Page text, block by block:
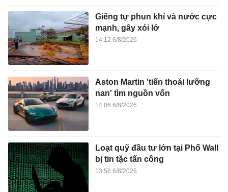
Giếng tự phun khí và nước cực
mạnh, gây xói lở
14:12 6/8/2026
Aston Martin 'tiến thoái lưỡng
nan' tìm nguồn vốn
14:06 6/8/2026
Loạt quỹ đầu tư lớn tại Phố Wall
bị tin tặc tấn công
13:58 6/8/2026